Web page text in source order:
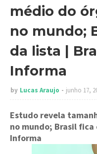
médio do
no mundo;
da lista |
Informa
by Lucas Araujo junho 17,
Estudo revela
no mundo; Brasil fica
Informa